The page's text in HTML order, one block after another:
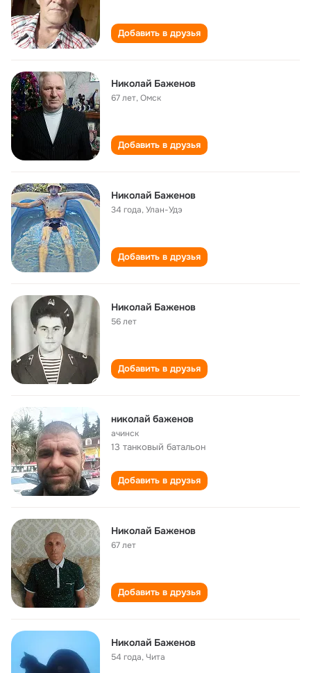
Добавить в друзья
Николай Баженов
67 лет,Омск
Добавить в друзья
Николай Баженов
34 года,Улан-Удэ
Добавить в друзья
Николай Баженов
56 лет
Добавить в друзья
николай баженов
ачинск
13 танковый батальон
Добавить в друзья
Николай Баженов
67 лет
Добавить в друзья
Николай Баженов
54 года,Чита